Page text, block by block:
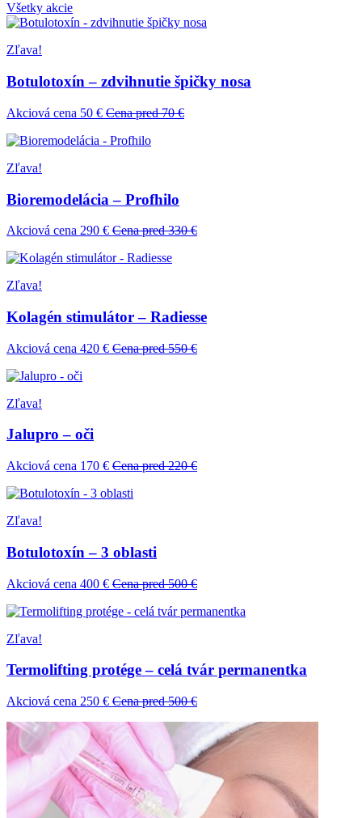
Všetky akcie
Zľava!
Botulotoxín – zdvihnutie špičky nosa
Akciová cena 50 € Cena pred 70 €
Zľava!
Bioremodelácia – Profhilo
Akciová cena 290 € Cena pred 330 €
Zľava!
Kolagén stimulátor – Radiesse
Akciová cena 420 € Cena pred 550 €
Zľava!
Jalupro – oči
Akciová cena 170 € Cena pred 220 €
Zľava!
Botulotoxín – 3 oblasti
Akciová cena 400 € Cena pred 500 €
Zľava!
Termolifting protége – celá tvár permanentka
Akciová cena 250 € Cena pred 500 €